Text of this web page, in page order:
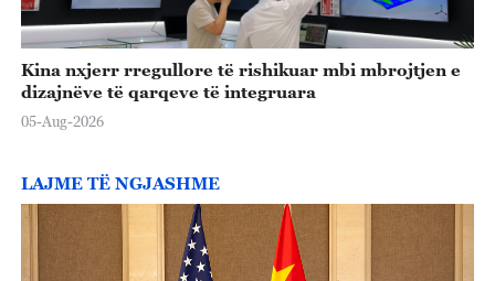
Kina nxjerr rregullore të rishikuar mbi mbrojtjen e
dizajnëve të qarqeve të integruara
05-Aug-2026
LAJME TË NGJASHME